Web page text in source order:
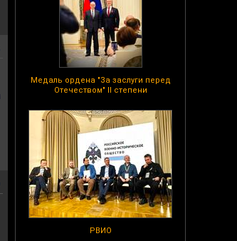
Медаль ордена "За заслуги перед
Отечеством" II степени
РВИО